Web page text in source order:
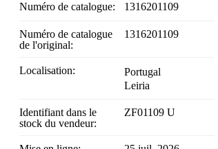
Numéro de catalogue: 1316201109
Numéro de catalogue
de l'original:
1316201109
Localisation:
Portugal
Leiria
Identifiant dans le
stock du vendeur:
ZF01109 U